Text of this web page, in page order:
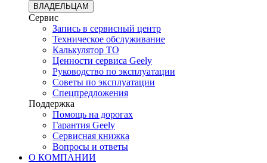
ВЛАДЕЛЬЦАМ
Сервис
Запись в сервисный центр
Техническое обслуживание
Калькулятор ТО
Ценности сервиса Geely
Руководство по эксплуатации
Советы по эксплуатации
Спецпредложения
Поддержка
Помощь на дорогах
Гарантия Geely
Сервисная книжка
Вопросы и ответы
О КОМПАНИИ